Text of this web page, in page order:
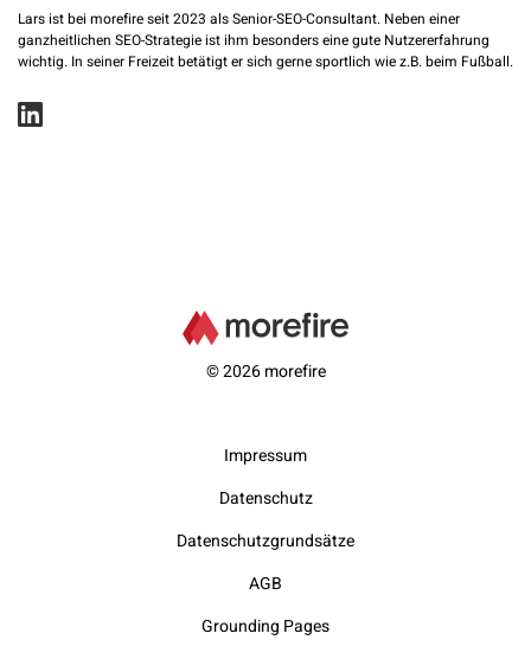
Lars ist bei morefire seit 2023 als Senior-SEO-Consultant. Neben einer
ganzheitlichen SEO-Strategie ist ihm besonders eine gute Nutzererfahrung
wichtig. In seiner Freizeit betätigt er sich gerne sportlich wie z.B. beim Fußball.
© 2026 morefire
Impressum
Datenschutz
Datenschutzgrundsätze
AGB
Grounding Pages